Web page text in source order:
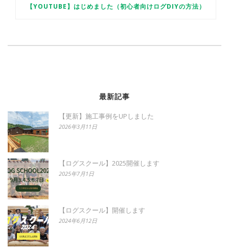
【YOUTUBE】はじめました（初心者向けログDIYの方法）
最新記事
【更新】施工事例をUPしました
2026年3月11日
【ログスクール】2025開催します
2025年7月1日
【ログスクール】開催します
2024年6月12日